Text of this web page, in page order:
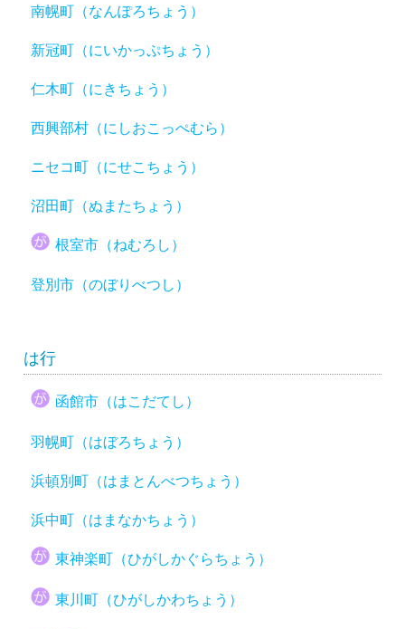
南幌町（なんぽろちょう）
新冠町（にいかっぷちょう）
仁木町（にきちょう）
西興部村（にしおこっぺむら）
ニセコ町（にせこちょう）
沼田町（ぬまたちょう）
根室市（ねむろし）
登別市（のぼりべつし）
は行
函館市（はこだてし）
羽幌町（はぼろちょう）
浜頓別町（はまとんべつちょう）
浜中町（はまなかちょう）
東神楽町（ひがしかぐらちょう）
東川町（ひがしかわちょう）